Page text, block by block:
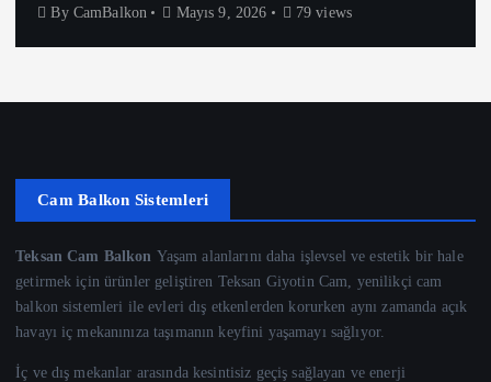
By CamBalkon Mayıs 9, 2026 79 views
Cam Balkon Sistemleri
Teksan Cam Balkon Yaşam alanlarını daha işlevsel ve estetik bir hale
getirmek için ürünler geliştiren Teksan Giyotin Cam, yenilikçi cam
balkon sistemleri ile evleri dış etkenlerden korurken aynı zamanda açık
havayı iç mekanınıza taşımanın keyfini yaşamayı sağlıyor.
İç ve dış mekanlar arasında kesintisiz geçiş sağlayan ve enerji